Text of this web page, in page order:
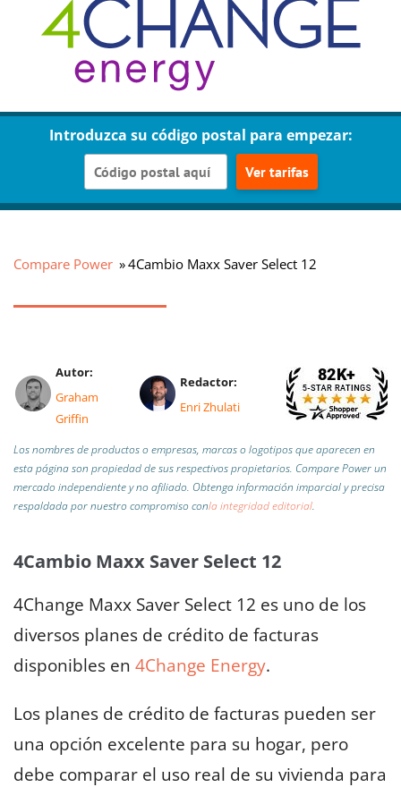
Introduzca su código postal para empezar:
Ver tarifas
Compare Power 4Cambio Maxx Saver Select 12
Autor:
Graham
Griffin
Redactor:
Enri Zhulati
Los nombres de productos o empresas, marcas o logotipos que aparecen en
esta página son propiedad de sus respectivos propietarios. Compare Power un
mercado independiente y no afiliado. Obtenga información imparcial y precisa
respaldada por nuestro compromiso conla integridad editorial.
4Cambio Maxx Saver Select 12
4Change Maxx Saver Select 12 es uno de los
diversos planes de crédito de facturas
disponibles en 4Change Energy.
Los planes de crédito de facturas pueden ser
una opción excelente para su hogar, pero
debe comparar el uso real de su vivienda para